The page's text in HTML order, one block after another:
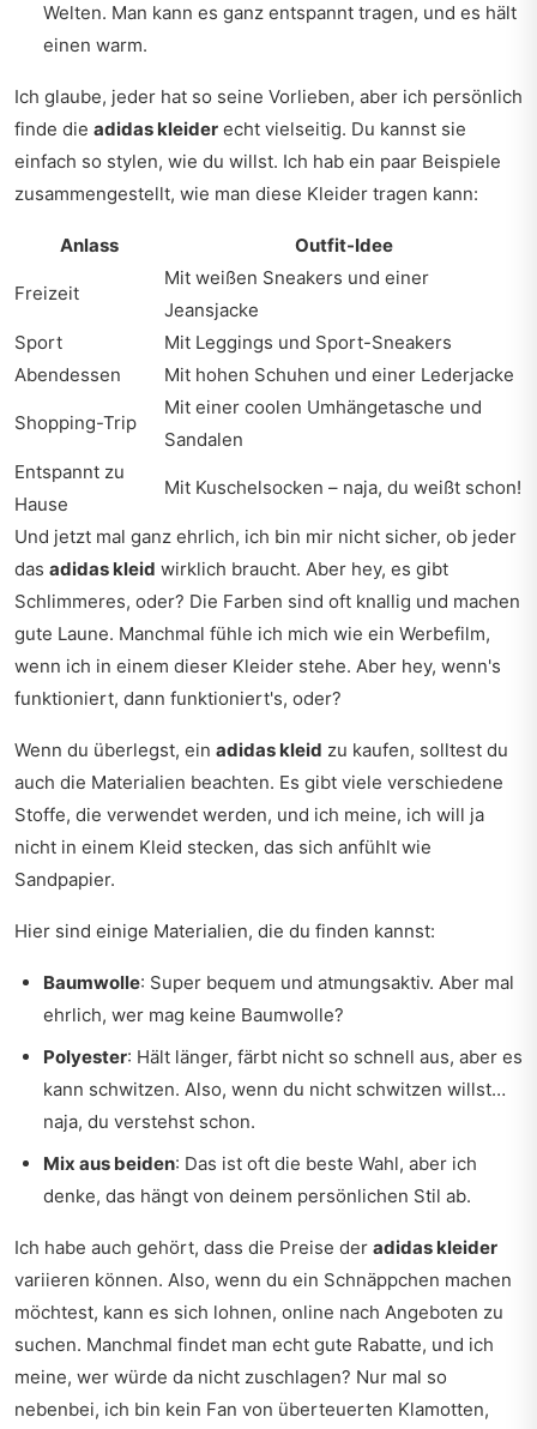
Welten. Man kann es ganz entspannt tragen, und es hält
einen warm.
Ich glaube, jeder hat so seine Vorlieben, aber ich persönlich
finde die adidas kleider echt vielseitig. Du kannst sie
einfach so stylen, wie du willst. Ich hab ein paar Beispiele
zusammengestellt, wie man diese Kleider tragen kann:
Anlass Outfit-Idee
Freizeit
Mit weißen Sneakers und einer
Jeansjacke
Sport
Mit Leggings und Sport-Sneakers
Abendessen
Mit hohen Schuhen und einer Lederjacke
Shopping-Trip
Mit einer coolen Umhängetasche und
Sandalen
Entspannt zu
Hause
Mit Kuschelsocken – naja, du weißt schon!
Und jetzt mal ganz ehrlich, ich bin mir nicht sicher, ob jeder
das adidas kleid wirklich braucht. Aber hey, es gibt
Schlimmeres, oder? Die Farben sind oft knallig und machen
gute Laune. Manchmal fühle ich mich wie ein Werbefilm,
wenn ich in einem dieser Kleider stehe. Aber hey, wenn's
funktioniert, dann funktioniert's, oder?
Wenn du überlegst, ein adidas kleid zu kaufen, solltest du
auch die Materialien beachten. Es gibt viele verschiedene
Stoffe, die verwendet werden, und ich meine, ich will ja
nicht in einem Kleid stecken, das sich anfühlt wie
Sandpapier.
Hier sind einige Materialien, die du finden kannst:
Baumwolle: Super bequem und atmungsaktiv. Aber mal
ehrlich, wer mag keine Baumwolle?
Polyester: Hält länger, färbt nicht so schnell aus, aber es
kann schwitzen. Also, wenn du nicht schwitzen willst…
naja, du verstehst schon.
Mix aus beiden: Das ist oft die beste Wahl, aber ich
denke, das hängt von deinem persönlichen Stil ab.
Ich habe auch gehört, dass die Preise der adidas kleider
variieren können. Also, wenn du ein Schnäppchen machen
möchtest, kann es sich lohnen, online nach Angeboten zu
suchen. Manchmal findet man echt gute Rabatte, und ich
meine, wer würde da nicht zuschlagen? Nur mal so
nebenbei, ich bin kein Fan von überteuerten Klamotten,